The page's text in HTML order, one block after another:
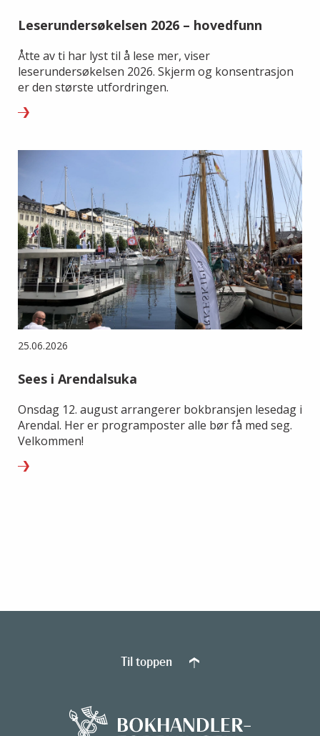
Leserundersøkelsen 2026 – hovedfunn
Åtte av ti har lyst til å lese mer, viser
leserundersøkelsen 2026. Skjerm og konsentrasjon
er den største utfordringen.
25.06.2026
Sees i Arendalsuka
Onsdag 12. august arrangerer bokbransjen lesedag i
Arendal. Her er programposter alle bør få med seg.
Velkommen!
Til toppen